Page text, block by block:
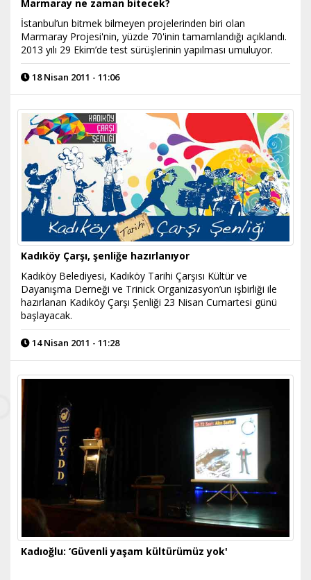
Marmaray ne zaman bitecek?
İstanbul’un bitmek bilmeyen projelerinden biri olan
Marmaray Projesi'nin, yüzde 70'inin tamamlandığı açıklandı.
2013 yılı 29 Ekim’de test sürüşlerinin yapılması umuluyor.
18 Nisan 2011 - 11:06
Kadıköy Çarşı, şenliğe hazırlanıyor
Kadıköy Belediyesi, Kadıköy Tarihi Çarşısı Kültür ve
Dayanışma Derneği ve Trinick Organizasyon’un işbirliği ile
hazırlanan Kadıköy Çarşı Şenliği 23 Nisan Cumartesi günü
başlayacak.
14 Nisan 2011 - 11:28
Kadıoğlu: ‘Güvenli yaşam kültürümüz yok'